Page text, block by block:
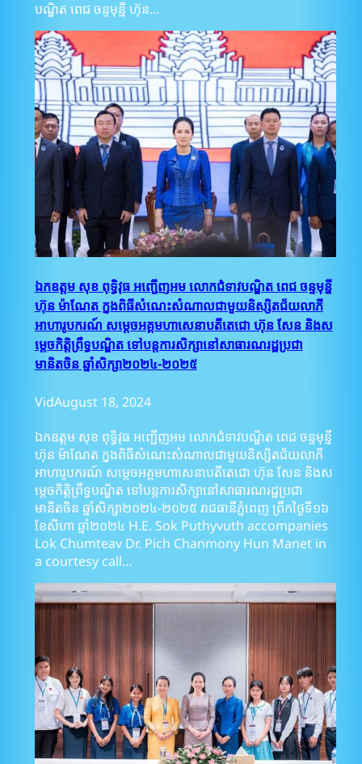
បណ្ឌិត ពេជ ចន្ទមុន្នី ហ៊ុន…
ឯកឧត្តម សុខ ពុទ្ធិវុធ អញ្ជើញអម លោកជំទាវបណ្ឌិត ពេជ ចន្ទមុន្នី
ហ៊ុន ម៉ាណែត ក្នុងពិធីសំណេះសំណាលជាមួយនិស្សិតជ័យលាភី
អាហារូបករណ៍ សម្តេចអគ្គមហាសេនាបតីតេជោ ហ៊ុន សែន និងស
ម្តេចកិត្តិព្រឹទ្ធបណ្ឌិត ទៅបន្តការសិក្សានៅសាធារណរដ្ឋប្រជា
មានិតចិន ឆ្នាំសិក្សា២០២៤-២០២៥
VidAugust 18, 2024
ឯកឧត្តម សុខ ពុទ្ធិវុធ អញ្ជើញអម លោកជំទាវបណ្ឌិត ពេជ ចន្ទមុន្នី
ហ៊ុន ម៉ាណែត ក្នុងពិធីសំណេះសំណាលជាមួយនិស្សិតជ័យលាភី
អាហារូបករណ៍ សម្តេចអគ្គមហាសេនាបតីតេជោ ហ៊ុន សែន និងស
ម្តេចកិត្តិព្រឹទ្ធបណ្ឌិត ទៅបន្តការសិក្សានៅសាធារណរដ្ឋប្រជា
មានិតចិន ឆ្នាំសិក្សា២០២៤-២០២៥ រាជធានីភ្នំពេញ ព្រឹកថ្ងៃទី១៦
ខែសីហា ឆ្នាំ២០២៤ H.E. Sok Puthyvuth accompanies
Lok Chumteav Dr. Pich Chanmony Hun Manet in
a courtesy call…